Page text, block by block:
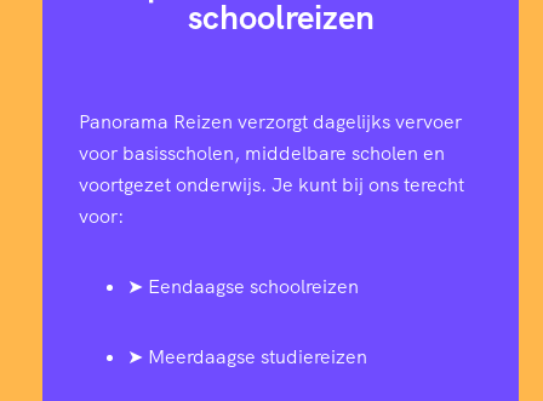
schoolreizen
Panorama Reizen verzorgt dagelijks vervoer
voor basisscholen, middelbare scholen en
voortgezet onderwijs. Je kunt bij ons terecht
voor:
➤ Eendaagse schoolreizen
➤ Meerdaagse studiereizen